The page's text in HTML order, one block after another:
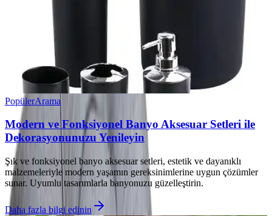
PopülerArama
Modern ve Fonksiyonel Banyo Aksesuar Setleri ile
Dekorasyonunuzu Yenileyin
Şık ve fonksiyonel banyo aksesuar setleri, estetik ve dayanıklı
malzemeleriyle modern yaşamın gereksinimlerine uygun çözümler
sunar. Uyumlu tasarımlarla banyonuzu güzelleştirin.
Daha fazla bilgi edinin